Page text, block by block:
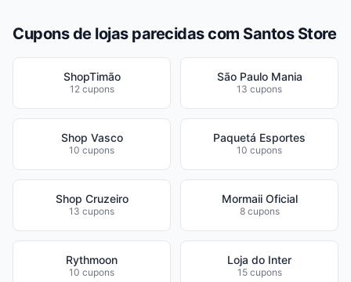
Cupons de lojas parecidas com Santos Store
ShopTimão
12 cupons
São Paulo Mania
13 cupons
Shop Vasco
10 cupons
Paquetá Esportes
10 cupons
Shop Cruzeiro
13 cupons
Mormaii Oficial
8 cupons
Rythmoon
10 cupons
Loja do Inter
15 cupons